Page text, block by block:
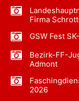
Firma
GSW Fest
Bezirk-FF-
Admont
2026